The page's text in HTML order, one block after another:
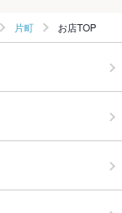
片町 お店TOP